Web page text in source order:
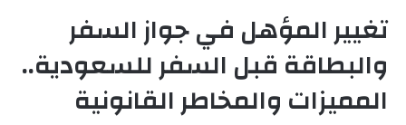
تغيير المؤهل في جواز السفر
والبطاقة قبل السفر للسعودية..
المميزات والمخاطر القانونية